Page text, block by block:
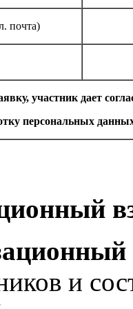
почта)
участник дает
персональных
и